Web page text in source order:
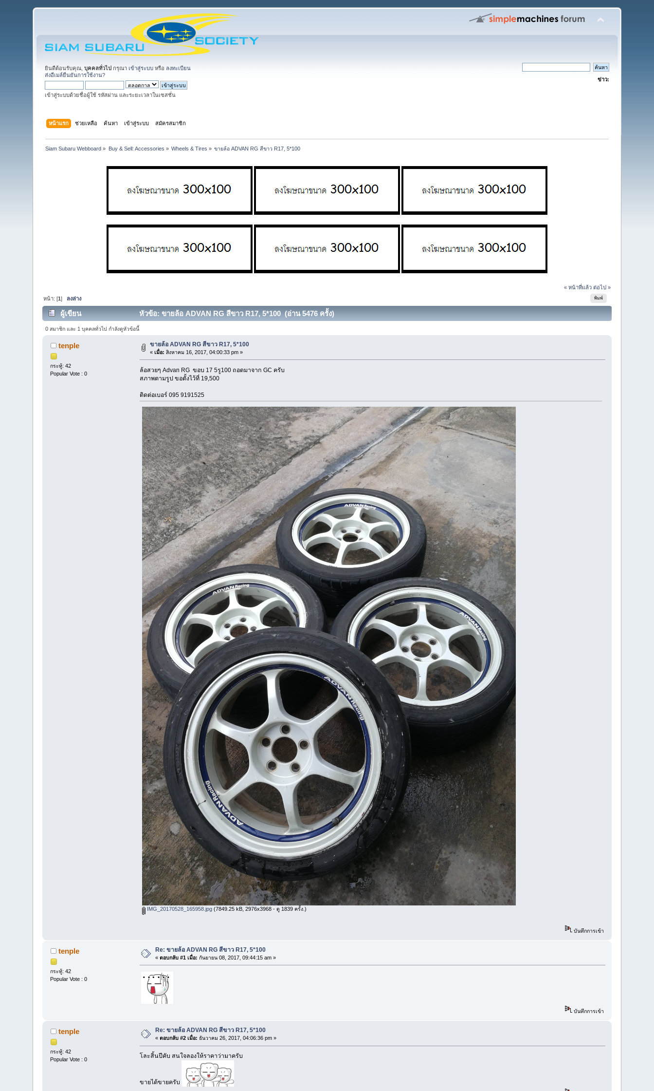
ยินดีต้อนรับคุณ,บุคคลทั่วไป กรุณา เข้าสู่ระบบ หรือ ลงทะเบียน
ส่งอีเมล์ยืนยันการใช้งาน?
เข้าสู่ระบบด้วยชื่อผู้ใช้ รหัสผ่าน และระยะเวลาในเซสชั่น
ข่าว:
หน้าแรก ช่วยเหลือ ค้นหา เข้าสู่ระบบ สมัครสมาชิก
Siam Subaru Webboard » Buy & Sell: Accessories » Wheels & Tires » ขายล้อ ADVAN RG สีขาว R17, 5*100
« หน้าที่แล้ว ต่อไป »
พิมพ์
หน้า: [1] ลงล่าง
ผู้เขียน หัวข้อ: ขายล้อ ADVAN RG สีขาว R17, 5*100 (อ่าน 5476 ครั้ง)
0 สมาชิก และ 1 บุคคลทั่วไป กำลังดูหัวข้อนี้
tenple
กระทู้: 42
Popular Vote : 0
ขายล้อ ADVAN RG สีขาว R17, 5*100
«เมื่อ: สิงหาคม 16, 2017, 04:00:33 pm »
ล้อสวยๆ Advan RG ขอบ 17 5รู100 ถอดมาจาก GC ครับ
สภาพตามรูป ขอตั้งไว้ที่ 19,500
ติดต่อเบอร์ 095 9191525
IMG_20170528_165958.jpg (7849.25 kB, 2976x3968 - ดู 1839 ครั้ง.)
บันทึกการเข้า
tenple
กระทู้: 42
Popular Vote : 0
Re: ขายล้อ ADVAN RG สีขาว R17, 5*100
«ตอบกลับ #1 เมื่อ: กันยายน 08, 2017, 09:44:15 am »
บันทึกการเข้า
tenple
กระทู้: 42
Popular Vote : 0
Re: ขายล้อ ADVAN RG สีขาว R17, 5*100
«ตอบกลับ #2 เมื่อ: ธันวาคม 26, 2017, 04:06:36 pm »
โละสิ้นปีคับ สนใจลองให้ราคาว่ามาครับ
ขายได้ขายครับ